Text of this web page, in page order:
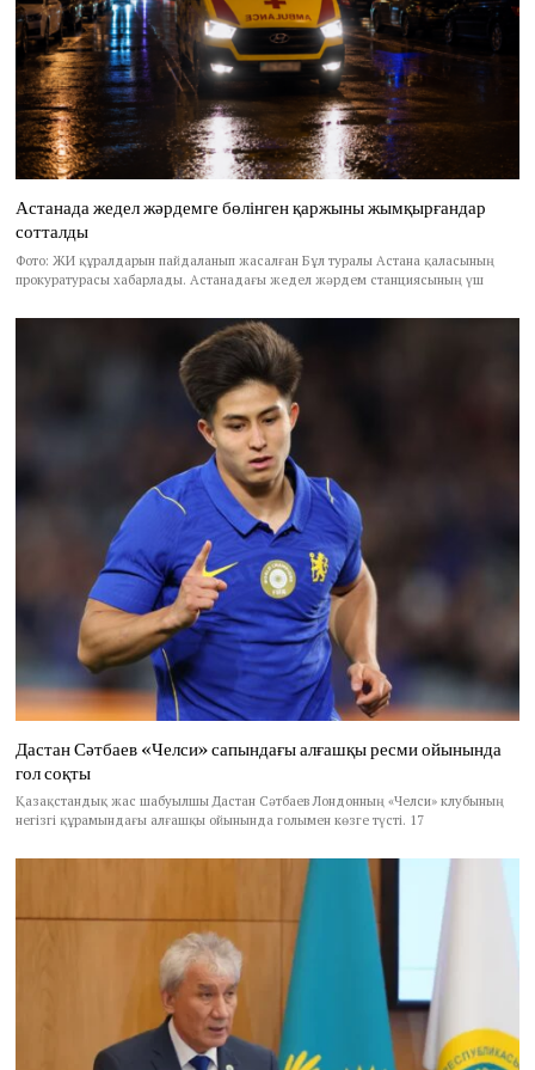
Астанада жедел жәрдемге бөлінген қаржыны жымқырғандар
сотталды
Фото: ЖИ құралдарын пайдаланып жасалған Бұл туралы Астана қаласының
прокуратурасы хабарлады. Астанадағы жедел жәрдем станциясының үш
Дастан Сәтбаев «Челси» сапындағы алғашқы ресми ойынында
гол соқты
Қазақстандық жас шабуылшы Дастан Сәтбаев Лондонның «Челси» клубының
негізгі құрамындағы алғашқы ойынында голымен көзге түсті. 17